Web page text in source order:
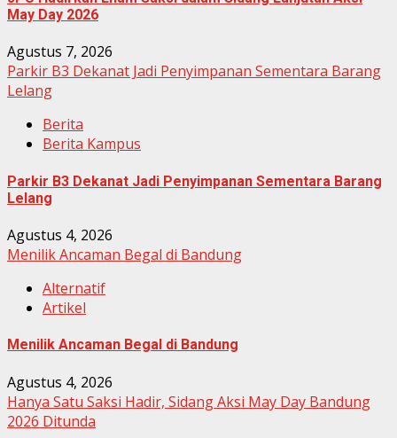
May Day 2026
Agustus 7, 2026
Parkir B3 Dekanat Jadi Penyimpanan Sementara Barang
Lelang
Berita
Berita Kampus
Parkir B3 Dekanat Jadi Penyimpanan Sementara Barang
Lelang
Agustus 4, 2026
Menilik Ancaman Begal di Bandung
Alternatif
Artikel
Menilik Ancaman Begal di Bandung
Agustus 4, 2026
Hanya Satu Saksi Hadir, Sidang Aksi May Day Bandung
2026 Ditunda